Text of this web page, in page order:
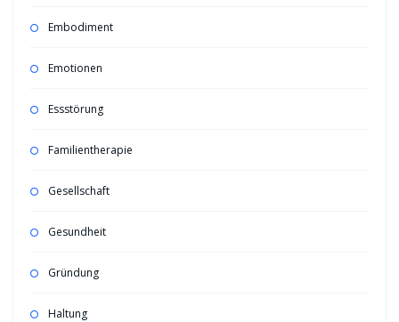
Embodiment
Emotionen
Essstörung
Familientherapie
Gesellschaft
Gesundheit
Gründung
Haltung